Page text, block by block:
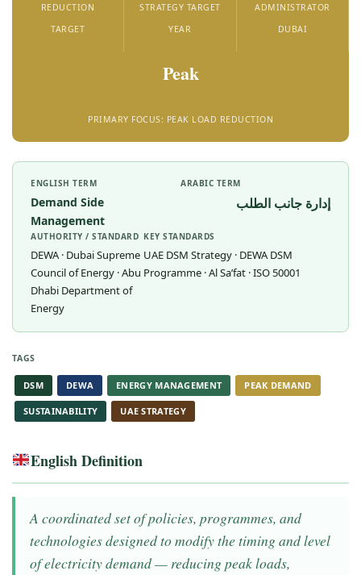
REDUCTION
TARGET
STRATEGY TARGET
YEAR
ADMINISTRATOR
DUBAI
Peak
PRIMARY FOCUS: PEAK LOAD REDUCTION
ENGLISH TERM
Demand Side
Management
ARABIC TERM
إدارة جانب الطلب
AUTHORITY / STANDARD
DEWA · Dubai Supreme
Council of Energy · Abu
Dhabi Department of
Energy
KEY STANDARDS
UAE DSM Strategy · DEWA DSM
Programme · Al Sa’fat · ISO 50001
TAGS
DSM DEWA ENERGY MANAGEMENT PEAK DEMAND
SUSTAINABILITY UAE STRATEGY
English Definition
A coordinated set of policies, programmes, and
technologies designed to modify the timing and level
of electricity demand — reducing peak loads,